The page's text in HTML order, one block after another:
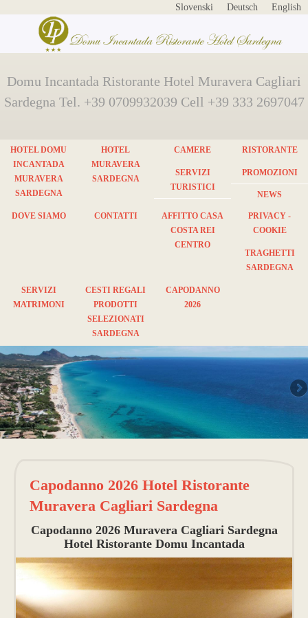
English
Deutsch
Slovenski
Domu Incantada Ristorante Hotel Muravera Cagliari
Sardegna Tel. +39 0709932039 Cell +39 333 2697047
HOTEL DOMU
INCANTADA
MURAVERA
SARDEGNA
HOTEL
MURAVERA
SARDEGNA
CAMERE RISTORANTE
SERVIZI
TURISTICI
PROMOZIONI
NEWS
DOVE SIAMO CONTATTI
AFFITTO CASA
COSTA REI
CENTRO
PRIVACY -
COOKIE
TRAGHETTI
SARDEGNA
SERVIZI
MATRIMONI
CESTI REGALI
PRODOTTI
SELEZIONATI
SARDEGNA
CAPODANNO
2026
Capodanno 2026 Hotel Ristorante
Muravera Cagliari Sardegna
Capodanno 2026 Muravera Cagliari Sardegna
Hotel Ristorante Domu Incantada